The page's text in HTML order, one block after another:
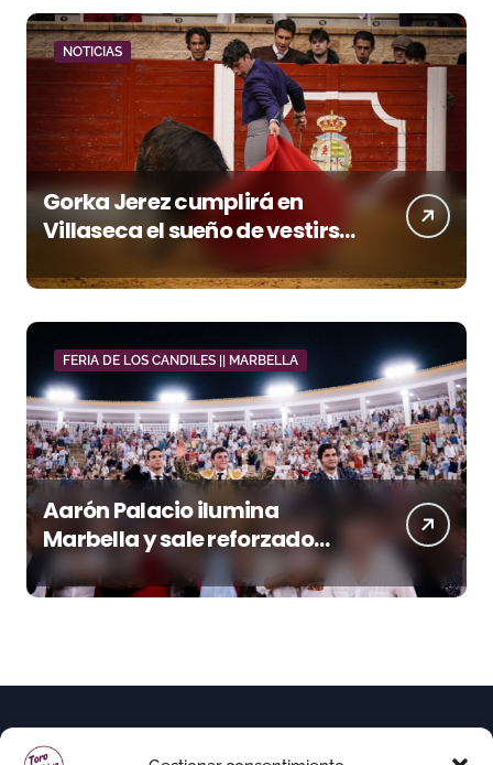
NOTICIAS
Gorka Jerez cumplirá en
Villaseca el sueño de vestirse
de luces ante los suyos
FERIA DE LOS CANDILES || MARBELLA
Aarón Palacio ilumina
Marbella y sale reforzado
junto a Manzanares y
Morante